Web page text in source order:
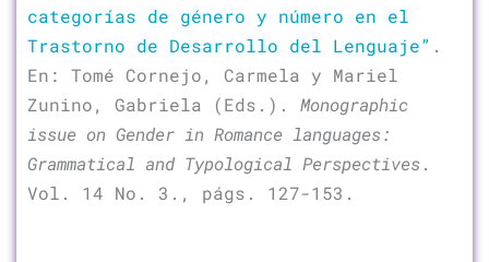
categorías de género y número en el
Trastorno de Desarrollo del Lenguaje” .
En: Tomé Cornejo, Carmela y Mariel
Zunino, Gabriela (Eds.). Monographic
issue on Gender in Romance languages:
Grammatical and Typological Perspectives.
Vol. 14 No. 3., págs. 127-153.